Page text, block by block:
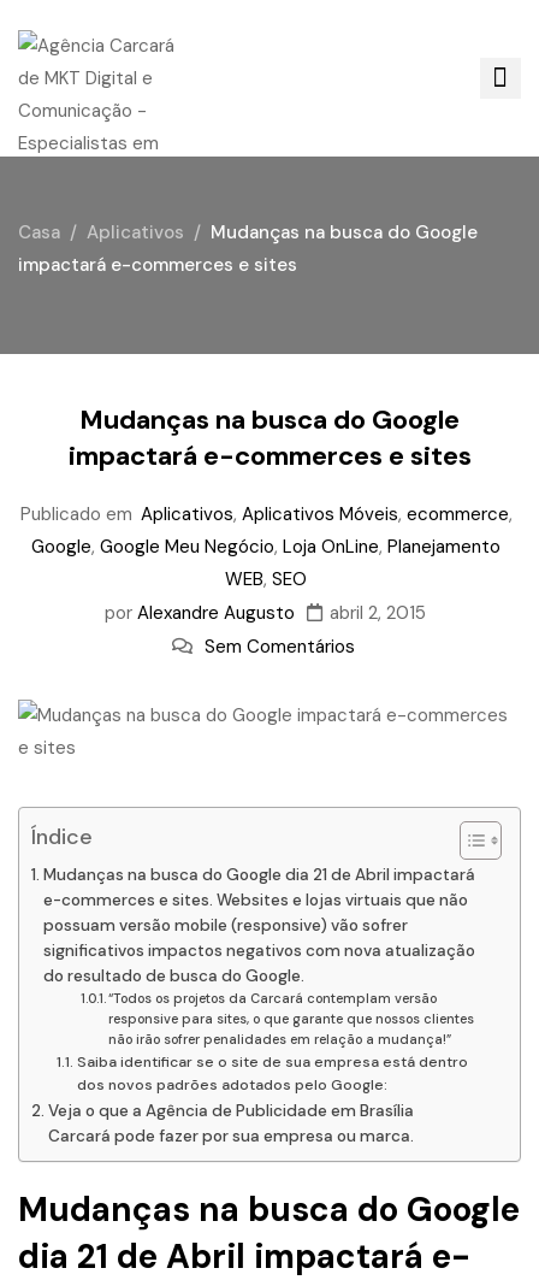
Casa Aplicativos
Mudanças na busca do Google
impactará e-commerces e sites
Mudanças na busca do Google
impactará e-commerces e sites
Publicado em Aplicativos, Aplicativos Móveis, ecommerce,
Google, Google Meu Negócio, Loja OnLine, Planejamento
WEB, SEO
por Alexandre Augusto
abril 2, 2015
Sem Comentários
Índice
Mudanças na busca do Google dia 21 de Abril impactará
e-commerces e sites. Websites e lojas virtuais que não
possuam versão mobile (responsive) vão sofrer
significativos impactos negativos com nova atualização
do resultado de busca do Google.
“Todos os projetos da Carcará contemplam versão
responsive para sites, o que garante que nossos clientes
não irão sofrer penalidades em relação a mudança!”
Saiba identificar se o site de sua empresa está dentro
dos novos padrões adotados pelo Google:
Veja o que a Agência de Publicidade em Brasília
Carcará pode fazer por sua empresa ou marca.
Mudanças na busca do Google
dia 21 de Abril impactará e-